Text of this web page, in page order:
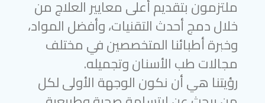
ملتزمون بتقديم أعلى معايير العلاج من
خلال دمج أحدث التقنيات، وأفضل المواد،
وخبرة أطبائنا المتخصصين في مختلف
مجالات طب الأسنان وتجميله.
رؤيتنا هي أن نكون الوجهة الأولى لكل